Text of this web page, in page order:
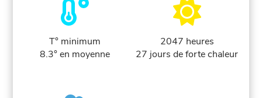
T° minimum
8.3° en moyenne
2047 heures
27 jours de forte chaleur